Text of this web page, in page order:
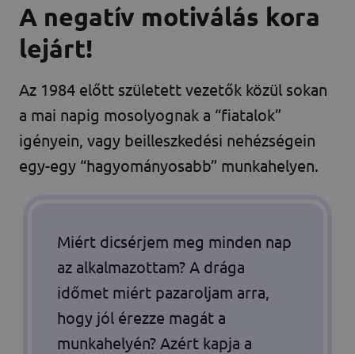
A negatív motiválás kora
lejárt!
Az 1984 előtt született vezetők közül sokan
a mai napig mosolyognak a “fiatalok”
igényein, vagy beilleszkedési nehézségein
egy-egy “hagyományosabb” munkahelyen.
Miért dicsérjem meg minden nap
az alkalmazottam? A drága
időmet miért pazaroljam arra,
hogy jól érezze magát a
munkahelyén? Azért kapja a